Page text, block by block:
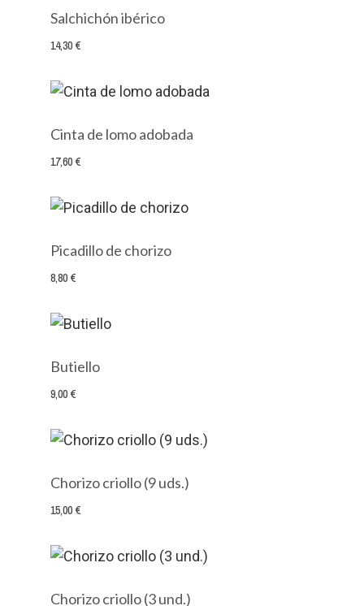
Salchichón ibérico
14,30 €
Cinta de lomo adobada
17,60 €
Picadillo de chorizo
8,80 €
Butiello
9,00 €
Chorizo criollo (9 uds.)
15,00 €
Chorizo criollo (3 und.)